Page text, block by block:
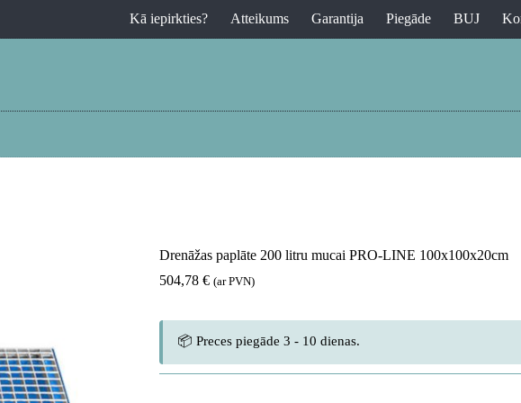
Kā iepirkties? Atteikums Garantija Piegāde BUJ
Drenāžas paplāte 200 litru mucai PRO-LINE 100x100x20cm
504,78 € (ar PVN)
📦 Preces piegāde 3 - 10 dienas.